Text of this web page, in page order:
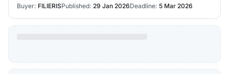
Buyer: FILIERISPublished: 29 Jan 2026Deadline: 5 Mar 2026